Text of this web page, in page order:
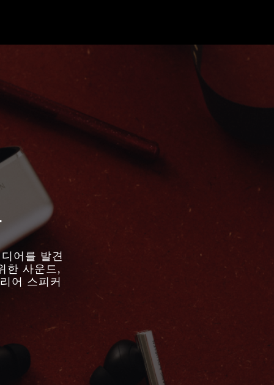
어를 발견
한 사운드,
어 스피커